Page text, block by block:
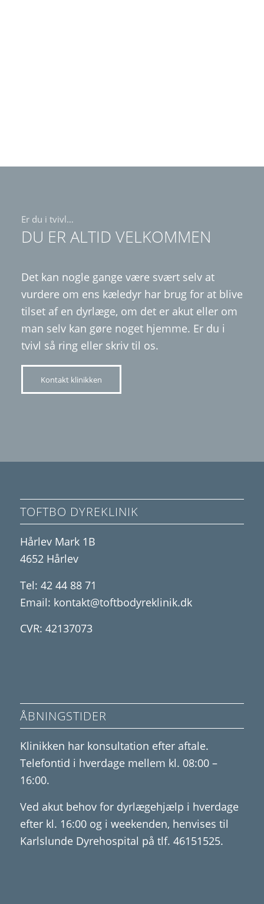
Er du i tvivl…
DU ER ALTID VELKOMMEN
Det kan nogle gange være svært selv at
vurdere om ens kæledyr har brug for at blive
tilset af en dyrlæge, om det er akut eller om
man selv kan gøre noget hjemme. Er du i
tvivl så ring eller skriv til os.
Kontakt klinikken
TOFTBO DYREKLINIK
Hårlev Mark 1B
4652 Hårlev
Tel: 42 44 88 71
Email: kontakt@toftbodyreklinik.dk
CVR: 42137073
ÅBNINGSTIDER
Klinikken har konsultation efter aftale.
Telefontid i hverdage mellem kl. 08:00 –
16:00.
Ved akut behov for dyrlægehjælp i hverdage
efter kl. 16:00 og i weekenden, henvises til
Karlslunde Dyrehospital på tlf. 46151525.